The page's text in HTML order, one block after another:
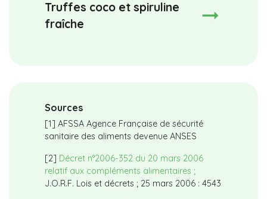
Truffes coco et spiruline
fraîche
Sources
[1] AFSSA Agence Française de sécurité
sanitaire des aliments devenue ANSES
[2] Décret n°2006-352 du 20 mars 2006
relatif aux compléments alimentaires ;
J.O.R.F. Lois et décrets ; 25 mars 2006 : 4543